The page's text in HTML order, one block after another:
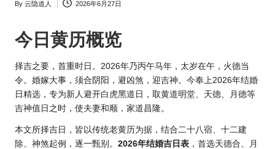
Posted
By 云隐道人 2026年6月27日
今日黄历概览
择吉之要，首重时日。2026年乃丙午马年，太岁在午，火德当
令。婚嫁大事，须合阴阳，避凶煞，迎吉神。今奉上 2026年结婚
日精选，专为新人避开白虎黑道日，取黄道明堂、天德、月德等
吉神值日之时，使夫妻和顺，家道昌隆。
本文所择吉日，皆以传统老黄历为据，结合二十八宿、十二建
除、神煞起例，逐一甄别。 2026年结婚吉日表 ，首选天德合、月